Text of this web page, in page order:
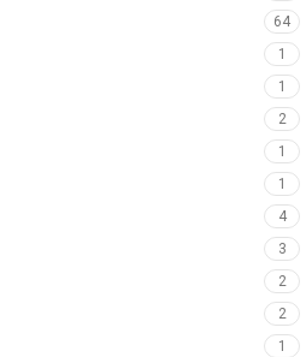
64
1
1
2
1
1
4
3
2
2
1